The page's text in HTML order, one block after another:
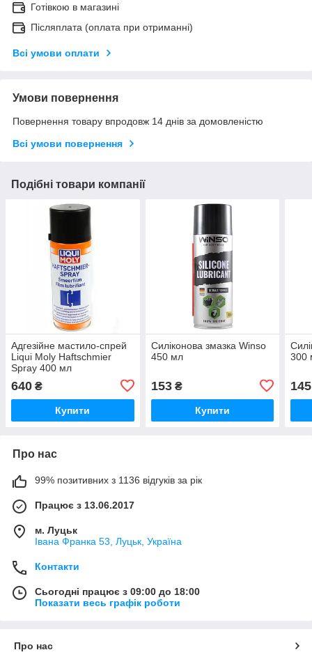
Готівкою в магазині
Післяплата (оплата при отриманні)
Всі умови оплати
Умови повернення
Повернення товару впродовж 14 днів за домовленістю
Всі умови повернення
Подібні товари компанії
Адгезійне мастило-спрей
Liqui Moly Haftschmier
Spray 400 мл
640 ₴
Купити
Силіконова змазка Winso
450 мл
153₴
Купити
300
145
Про нас
99% позитивних з 1136 відгуків за рік
Працює з 13.06.2017
м. Луцьк
Івана Франка 53, Луцьк, Україна
Контакти
Сьогодні працює з 09:00 до 18:00
Показати весь графік роботи
Про нас